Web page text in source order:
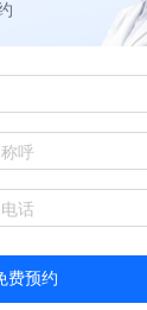
费预约